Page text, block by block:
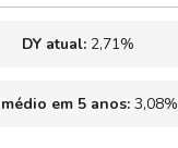
DY atual: 2,71%
médio em 5 anos: 3,08%